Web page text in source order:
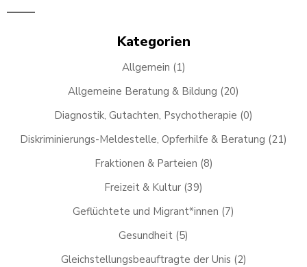
Kategorien
Allgemein (1)
Allgemeine Beratung & Bildung (20)
Diagnostik, Gutachten, Psychotherapie (0)
Diskriminierungs-Meldestelle, Opferhilfe & Beratung (21)
Fraktionen & Parteien (8)
Freizeit & Kultur (39)
Geflüchtete und Migrant*innen (7)
Gesundheit (5)
Gleichstellungsbeauftragte der Unis (2)